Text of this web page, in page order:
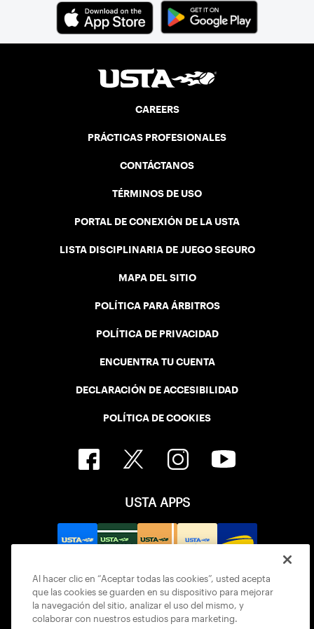
CAREERS
PRÁCTICAS PROFESIONALES
CONTÁCTANOS
TÉRMINOS DE USO
PORTAL DE CONEXIÓN DE LA USTA
LISTA DISCIPLINARIA DE JUEGO SEGURO
MAPA DEL SITIO
POLÍTICA PARA ÁRBITROS
POLÍTICA DE PRIVACIDAD
ENCUENTRA TU CUENTA
DECLARACIÓN DE ACCESIBILIDAD
POLÍTICA DE COOKIES
USTA APPS
Al hacer clic en “Aceptar todas las cookies”, usted acepta
que las cookies se guarden en su dispositivo para mejorar
la navegación del sitio, analizar el uso del mismo, y
colaborar con nuestros estudios para marketing.